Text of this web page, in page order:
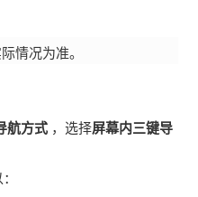
情况为准。
航方式 ，选择屏幕内三键导